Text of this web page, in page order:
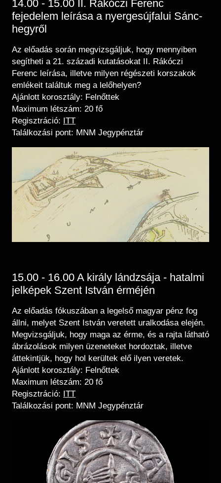
14.00 - 15.00 II. Rákóczi Ferenc
fejedelem leírása a nyergesújfalui Sánc-
hegyről
Az előadás során megvizsgáljuk, hogy mennyiben
segítheti a 21. századi kutatásokat II. Rákóczi
Ferenc leírása, illetve milyen régészeti korszakok
emlékeit találtuk meg a lelőhelyen?
Ajánlott korosztály: Felnőttek
Maximum létszám: 20 fő
Regisztráció: ITT
Találkozási pont: MNM Jegypénztár
15.00 - 16.00 A király lándzsája - hatalmi
jelképek Szent István érméjén
Az előadás fókuszában a legelső magyar pénz fog
állni, melyet Szent István veretett uralkodása elején.
Megvizsgáljuk, hogy maga az érme, és a rajta látható
ábrázolások milyen üzeneteket hordoztak, illetve
áttekintjük, hogy hol kerültek elő ilyen veretek.
Ajánlott korosztály: Felnőttek
Maximum létszám: 20 fő
Regisztráció: ITT
Találkozási pont: MNM Jegypénztár